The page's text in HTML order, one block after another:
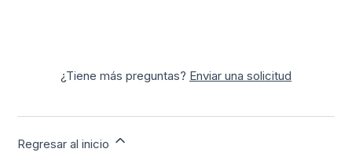
¿Tiene más preguntas? Enviar una solicitud
Regresar al inicio